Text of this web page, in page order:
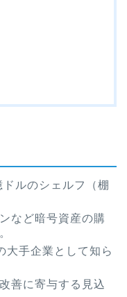
ルのシェルフ（棚
など暗号資産の購
大手企業として知ら
善に寄与する見込